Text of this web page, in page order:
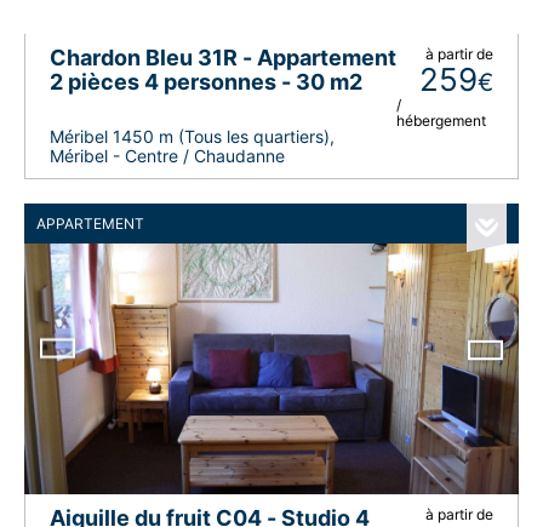
Chardon Bleu 31R - Appartement
2 pièces 4 personnes - 30 m2
Méribel 1450 m (Tous les quartiers),
Méribel - Centre / Chaudanne
à partir de
259€
/
hébergement
APPARTEMENT
Aiguille du fruit C04 - Studio 4
à partir de